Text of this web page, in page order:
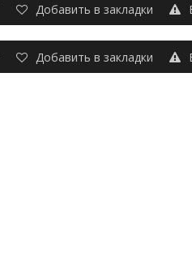
Добавить в закладки
Добавить в закладки